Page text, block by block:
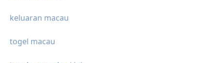
keluaran macau
togel macau